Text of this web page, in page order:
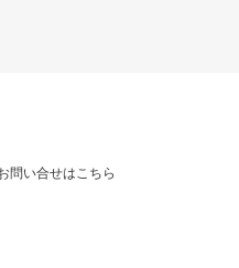
問い合せはこちら